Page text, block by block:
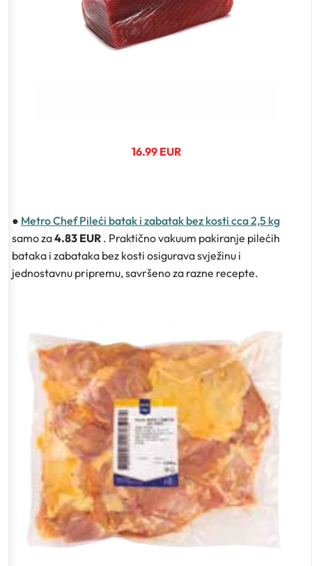
16.99 EUR
● Metro Chef Pileći batak i zabatak bez kosti cca 2,5 kg
samo za4.83 EUR . Praktično vakuum pakiranje pilećih
bataka i zabataka bez kosti osigurava svježinu i
jednostavnu pripremu, savršeno za razne recepte.